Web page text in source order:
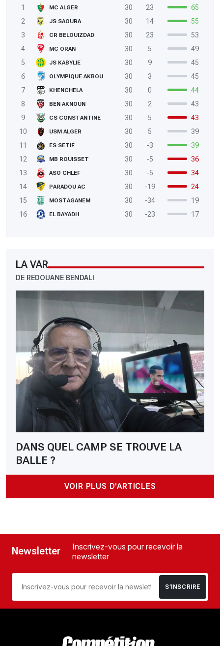
1 MC ALGER 30 23
65
2
JS SAOURA 30 14
55
3
CR BELOUIZDAD 30 23
53
4
MC ORAN 30 5
49
5
JS KABYLIE 30 9
45
6
OLYMPIQUE AKBOU 30 3
45
7
KHENCHELA 30 0
44
8
BEN AKNOUN 30 2
43
9
CS CONSTANTINE 30 5
43
10
USM ALGER 30 5
39
11
ES SETIF 30 -3
39
12
MB ROUISSET 30 -5
36
13
ASO CHLEF 30 -5
34
14
PARADOU AC 30 -19
24
15
MOSTAGANEM 30 -34
19
16
EL BAYADH 30 -23 17
LA VAR
DE REDOUANE BENDALI
DANS QUEL CAMP SE TROUVE LA
BALLE ?
VOIR PLUS D'ARTICLES
Newsletter
Inscrivez-vous pour recevoir la
newsletter
S’INSCRIRE